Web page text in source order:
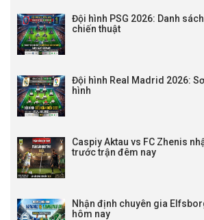
Đội hình PSG 2026: Danh
chiến thuật
Đội hình Real Madrid 2026:
hình
Caspiy Aktau vs FC Zhenis
trước trận đêm nay
Nhận định chuyên gia
hôm nay